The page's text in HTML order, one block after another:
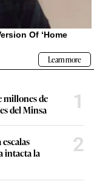
millones de
del Minsa
1
intacta la
2